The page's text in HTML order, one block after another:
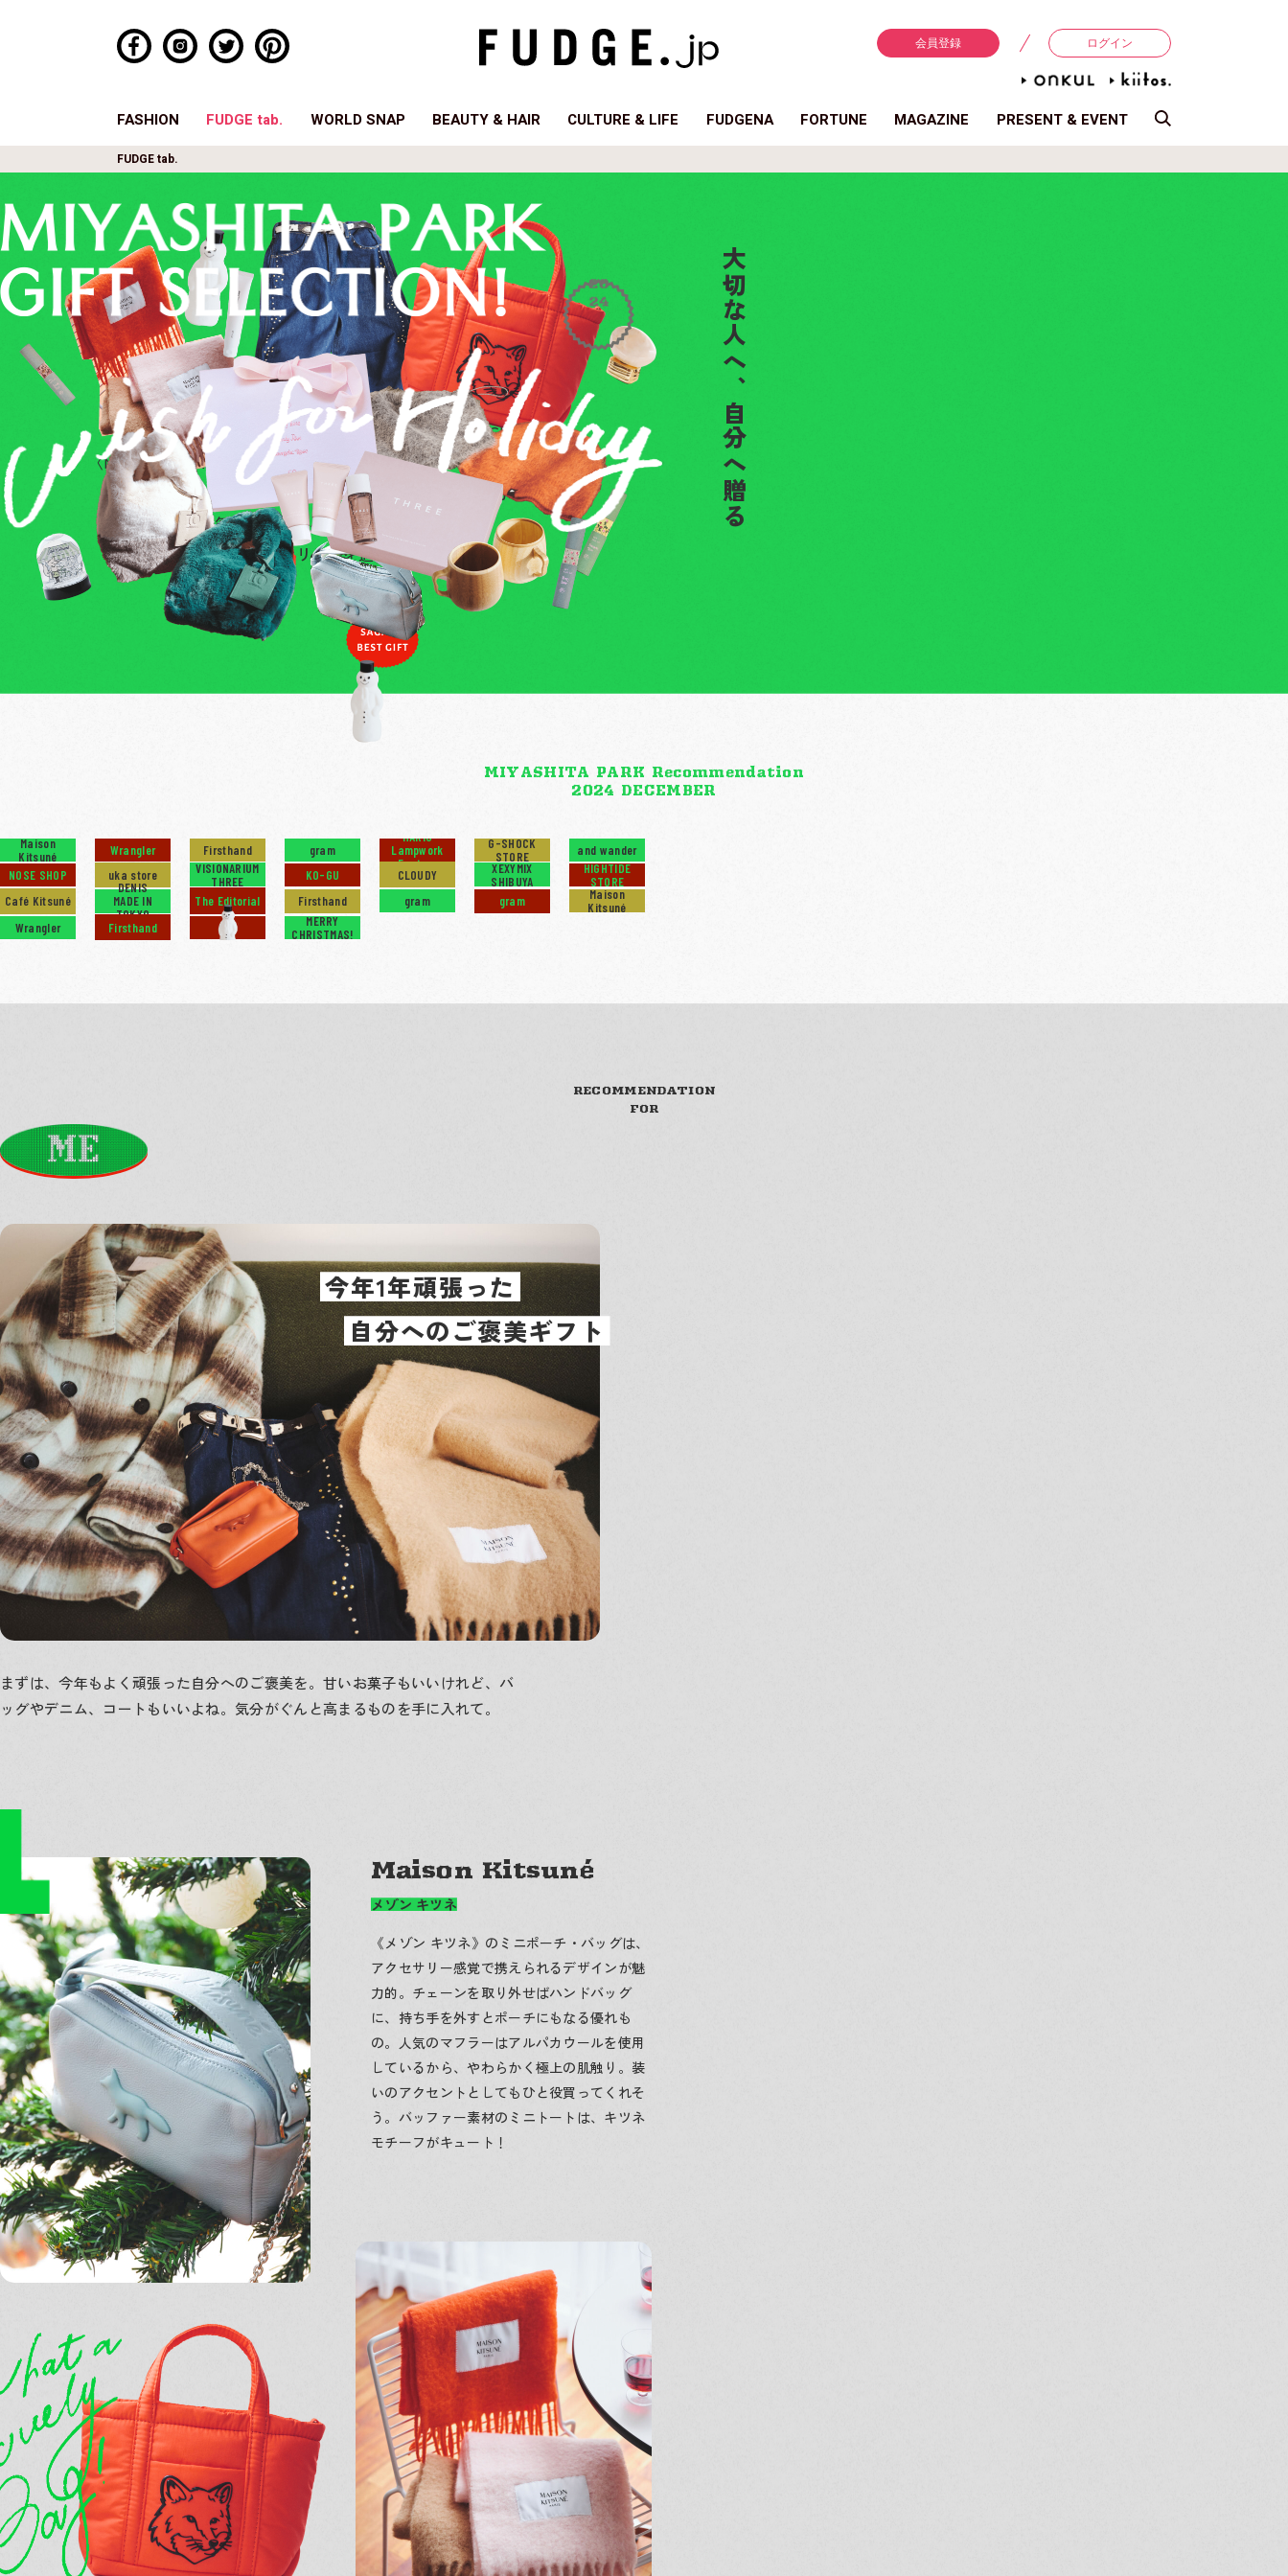
会員登録 ログイン
FASHION FUDGE tab. WORLD SNAP BEAUTY & HAIR CULTURE & LIFE FUDGENA FORTUNE MAGAZINE PRESENT & EVENT
FUDGE tab.
大切な人へ、自分へ贈る
あの人はどんなファッションが好き？
あの子はどんなアクセサリーを身につけている？
クリスマスのギフト選びに迷えるあなたへ。FUDGEが
〈MIYASHITA PARK〉から厳選した、 17ブランドのおすすめアイテムを
お届け！ 相手のことを想いながらあれこれ悩んだ分、
きっと気持ちも伝わるはず。1年を締めくくる、
素敵なホリデーを過ごして。
MIYASHITA PARK Recommendation
2024 DECEMBER
Maison
Kitsuné
Wrangler Firsthand gram
HARIO
Lampwork
Factory
G-SHOCK
STORE
and wander
NOSE SHOP
uka store
VISIONARIUM
THREE
KO-GU CLOUDY
XEXYMIX
SHIBUYA
HIGHTIDE
STORE
Café Kitsuné
DENIS
MADE IN
TOKYO
The Editorial Firsthand gram gram
Maison
Kitsuné
Wrangler
Firsthand
MERRY
CHRISTMAS!
RECOMMENDATION
FOR
今年1年頑張った
自分へのご褒美ギフト
まずは、今年もよく頑張った自分へのご褒美を。甘いお菓子もいいけれど、バ
ッグやデニム、コートもいいよね。気分がぐんと高まるものを手に入れて。
Maison Kitsuné
メゾン キツネ
《メゾン キツネ》のミニポーチ・バッグは、
アクセサリー感覚で携えられるデザインが魅
力的。チェーンを取り外せばハンドバッグ
に、持ち手を外すとポーチにもなる優れも
の。人気のマフラーはアルパカウールを使用
しているから、やわらかく極上の肌触り。装
いのアクセントとしてもひと役買ってくれそ
う。バッファー素材のミニトートは、キツネ
モチーフがキュート！